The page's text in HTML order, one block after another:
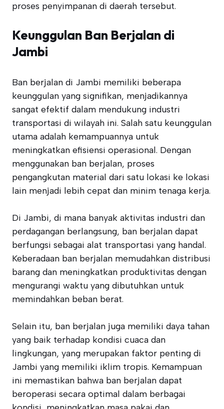
proses penyimpanan di daerah tersebut.
Keunggulan Ban Berjalan di
Jambi
Ban berjalan di Jambi memiliki beberapa
keunggulan yang signifikan, menjadikannya
sangat efektif dalam mendukung industri
transportasi di wilayah ini. Salah satu keunggulan
utama adalah kemampuannya untuk
meningkatkan efisiensi operasional. Dengan
menggunakan ban berjalan, proses
pengangkutan material dari satu lokasi ke lokasi
lain menjadi lebih cepat dan minim tenaga kerja.
Di Jambi, di mana banyak aktivitas industri dan
perdagangan berlangsung, ban berjalan dapat
berfungsi sebagai alat transportasi yang handal.
Keberadaan ban berjalan memudahkan distribusi
barang dan meningkatkan produktivitas dengan
mengurangi waktu yang dibutuhkan untuk
memindahkan beban berat.
Selain itu, ban berjalan juga memiliki daya tahan
yang baik terhadap kondisi cuaca dan
lingkungan, yang merupakan faktor penting di
Jambi yang memiliki iklim tropis. Kemampuan
ini memastikan bahwa ban berjalan dapat
beroperasi secara optimal dalam berbagai